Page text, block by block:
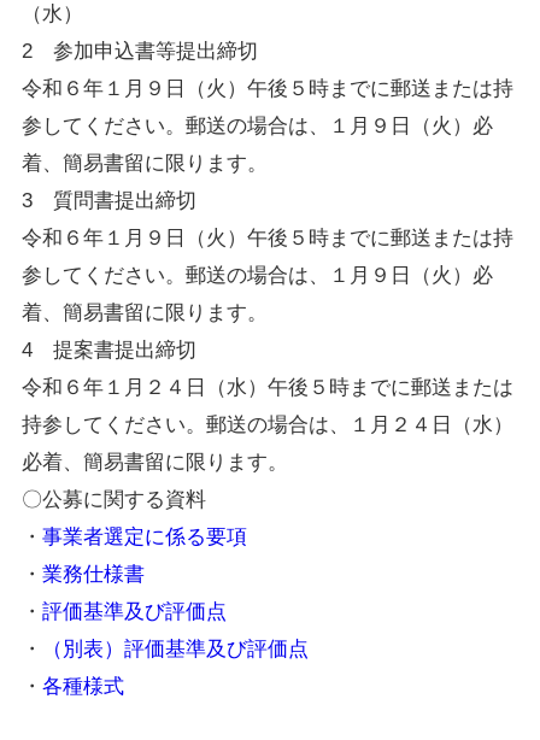
（水）
2参加申込書等提出締切
令和６年１月９日（火）午後５時までに郵送または持
参してください。郵送の場合は、１月９日（火）必
着、簡易書留に限ります。
3質問書提出締切
令和６年１月９日（火）午後５時までに郵送または持
参してください。郵送の場合は、１月９日（火）必
着、簡易書留に限ります。
4提案書提出締切
令和６年１月２４日（水）午後５時までに郵送または
持参してください。郵送の場合は、１月２４日（水）
必着、簡易書留に限ります。
〇公募に関する資料
・ 事業者選定に係る要項
・ 業務仕様書
・ 評価基準及び評価点
・
（別表）評価基準及び評価点
・ 各種様式